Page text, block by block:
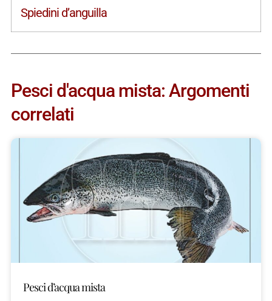
Spiedini d’anguilla
Pesci d'acqua mista: Argomenti
correlati
Pesci d’acqua mista